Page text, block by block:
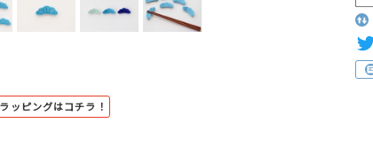
ッピングはコチラ！